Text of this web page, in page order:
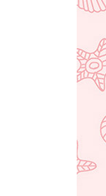
MAP
EAT
BUY
SLEEP
One
MAP
ENJOY
EAT